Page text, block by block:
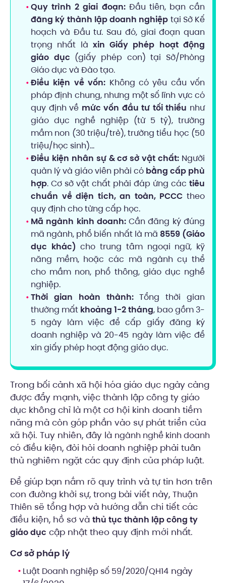
Quy trình 2 giai đoạn:Đầu tiên, bạn cần
đăng ký thành lập doanh nghiệp tại Sở Kế
hoạch và Đầu tư. Sau đó, giai đoạn quan
trọng nhất là xin Giấy phép hoạt động
giáo dục (giấy phép con) tại Sở/Phòng
Giáo dục và Đào tạo.
Điều kiện về vốn: Không có yêu cầu vốn
pháp định chung, nhưng một số lĩnh vực có
quy định về mức vốn đầu tư tối thiểu như
giáo dục nghề nghiệp (từ 5 tỷ), trường
mầm non (30 triệu/trẻ), trường tiểu học (50
triệu/học sinh)…
Điều kiện nhân sự & cơ sở vật chất: Người
quản lý và giáo viên phải có bằng cấp phù
hợp. Cơ sở vật chất phải đáp ứng các tiêu
chuẩn về diện tích, an toàn, PCCC theo
quy định cho từng cấp học.
Mã ngành kinh doanh:Cần đăng ký đúng
mã ngành, phổ biến nhất là mã 8559 (Giáo
dục khác) cho trung tâm ngoại ngữ, kỹ
năng mềm, hoặc các mã ngành cụ thể
cho mầm non, phổ thông, giáo dục nghề
nghiệp.
Thời gian hoàn thành:Tổng thời gian
thường mất khoảng 1-2 tháng, bao gồm 3-
5 ngày làm việc để cấp giấy đăng ký
doanh nghiệp và 20-45 ngày làm việc để
xin giấy phép hoạt động giáo dục.
Trong bối cảnh xã hội hóa giáo dục ngày càng
được đẩy mạnh, việc thành lập công ty giáo
dục không chỉ là một cơ hội kinh doanh tiềm
năng mà còn góp phần vào sự phát triển của
xã hội. Tuy nhiên, đây là ngành nghề kinh doanh
có điều kiện, đòi hỏi doanh nghiệp phải tuân
thủ nghiêm ngặt các quy định của pháp luật.
Để giúp bạn nắm rõ quy trình và tự tin hơn trên
con đường khởi sự, trong bài viết này, Thuận
Thiên sẽ tổng hợp và hướng dẫn chi tiết các
điều kiện, hồ sơ và thủ tục thành lập công ty
giáo dục cập nhật theo quy định mới nhất.
Cơ sở pháp lý
Luật Doanh nghiệp số 59/2020/QH14 ngày